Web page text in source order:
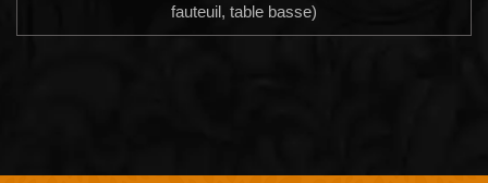
fauteuil, table basse)